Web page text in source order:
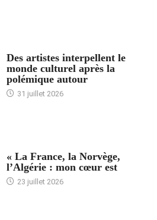
Des artistes interpellent le
monde culturel après la
polémique autour
31 juillet 2026
« La France, la Norvège,
l’Algérie : mon cœur est
23 juillet 2026